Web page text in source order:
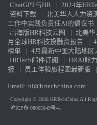
ChatGPT与HR
| 2024年
资料下载
| 北美华人人力资
工作中实践负责任AI的倡议书
出海版HR科技云图
| 北美
月全球HR科技投融资报告
|
榜单
| 4月最新中国大陆地区
HRTech邮件订阅
| HRAI能
报
| 员工体验旅程图最新版 |
Email: hi@hrtechchina.com
Copyright © 2026 HRTechChina.All
沪ICP备 08005049号-4.